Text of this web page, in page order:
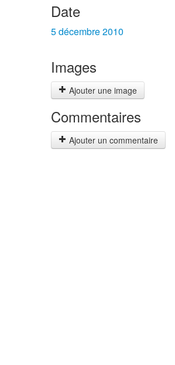
Date
5 décembre 2010
Images
Ajouter une image
Commentaires
Ajouter un commentaire